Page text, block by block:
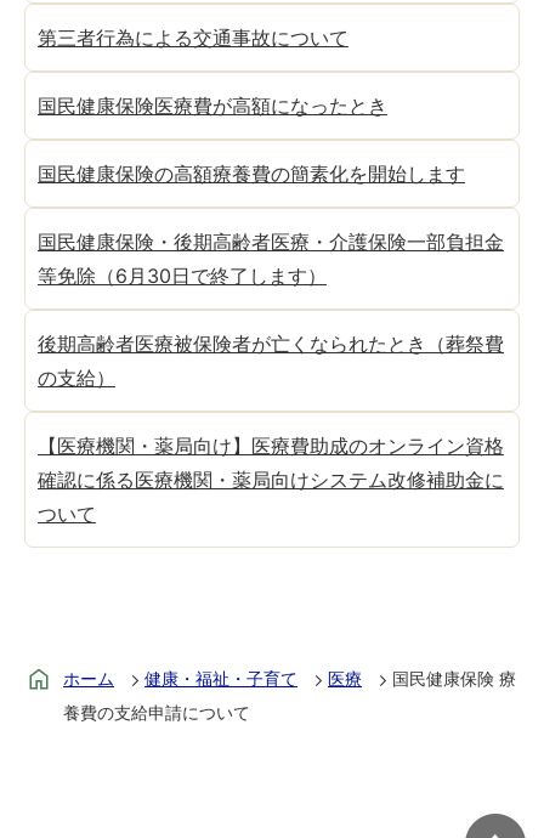
第三者行為による交通事故について
国民健康保険医療費が高額になったとき
国民健康保険の高額療養費の簡素化を開始します
国民健康保険・後期高齢者医療・介護保険一部負担金
等免除（6月30日で終了します）
後期高齢者医療被保険者が亡くなられたとき（葬祭費
の支給）
【医療機関・薬局向け】医療費助成のオンライン資格
確認に係る医療機関・薬局向けシステム改修補助金に
ついて
ホーム 健康・福祉・子育て 医療
国民健康保険 療
養費の支給申請について